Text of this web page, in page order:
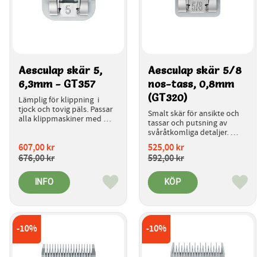
Aesculap skär 5,
6,3mm - GT357
Lämplig för klippning  i
tjock och tovig päls. Passar
alla klippmaskiner med
607,00kr
676,00kr
Lägg till i favoriter
INFO
Aesculap skär 5/8
nos-tass, 0,8mm
(GT320)
Smalt skär för ansikte och
tassar och putsning av
svåråtkomliga detaljer.
Passar alla klippmaskiner
med snabbkoppling för
skären.
525,00kr
592,00kr
Lägg
KÖP
10% 10%